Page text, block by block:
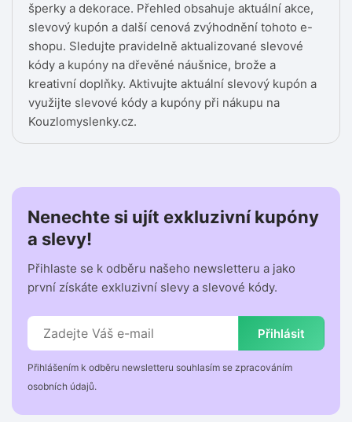
šperky a dekorace. Přehled obsahuje aktuální akce,
slevový kupón a další cenová zvýhodnění tohoto e-
shopu. Sledujte pravidelně aktualizované slevové
kódy a kupóny na dřevěné náušnice, brože a
kreativní doplňky. Aktivujte aktuální slevový kupón a
využijte slevové kódy a kupóny při nákupu na
Kouzlomyslenky.cz.
Nenechte si ujít exkluzivní kupóny
a slevy!
Přihlaste se k odběru našeho newsletteru a jako
první získáte exkluzivní slevy a slevové kódy.
Přihlásit
Přihlášením k odběru newsletteru souhlasím se zpracováním
osobních údajů.